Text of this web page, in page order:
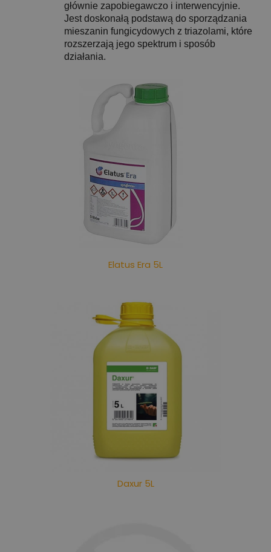
głównie zapobiegawczo i interwencyjnie.
Jest doskonałą podstawą do sporządzania
mieszanin fungicydowych z triazolami, które
rozszerzają jego spektrum i sposób
działania.
Elatus Era 5L
Daxur 5L